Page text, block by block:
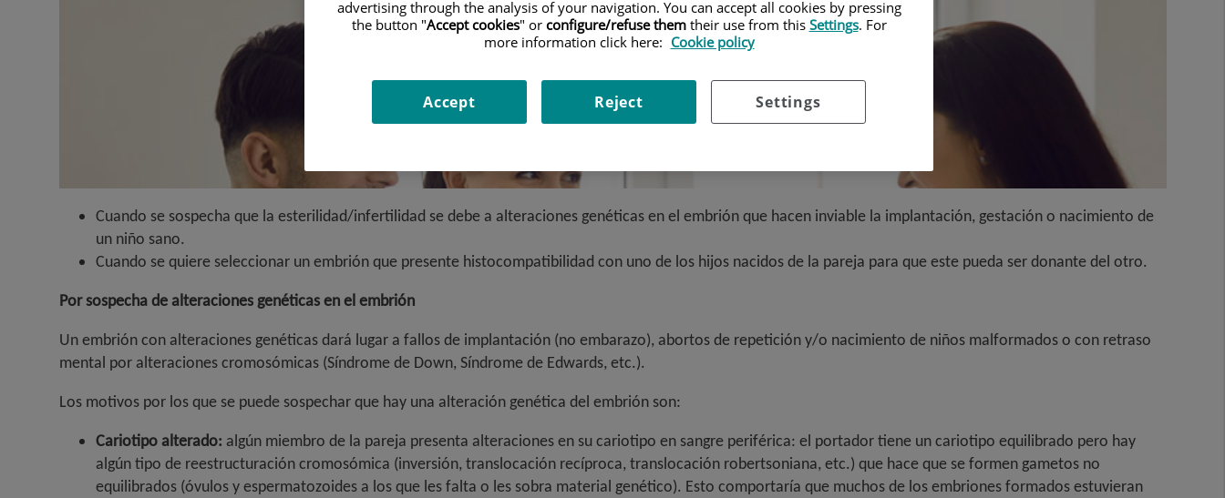
Cuando se sospecha que la esterilidad/infertilidad se debe a alteraciones genéticas en el embrión que hacen inviable la implantación, gestación o nacimiento de
un niño sano.
Cuando se quiere seleccionar un embrión que presente histocompatibilidad con uno de los hijos nacidos de la pareja para que este pueda ser donante del otro.
Por sospecha de alteraciones genéticas en el embrión
Un embrión con alteraciones genéticas dará lugar a fallos de implantación (no embarazo), abortos de repetición y/o nacimiento de niños malformados o con retraso
mental por alteraciones cromosómicas (Síndrome de Down, Síndrome de Edwards, etc.).
Los motivos por los que se puede sospechar que hay una alteración genética del embrión son:
Cariotipo alterado: algún miembro de la pareja presenta alteraciones en su cariotipo en sangre periférica: el portador tiene un cariotipo equilibrado pero hay
algún tipo de reestructuración cromosómica (inversión, translocación recíproca, translocación robertsoniana, etc.) que hace que se formen gametos no
equilibrados (óvulos y espermatozoides a los que les falta o les sobra material genético). Esto comportaría que muchos de los embriones formados estuvieran
advertising through the analysis of your navigation. You can accept all cookies by pressing
the button "Accept cookies" or configure/refuse themtheir use from this Settings. For
more information click here: Cookie policy
Settings
Reject
Accept